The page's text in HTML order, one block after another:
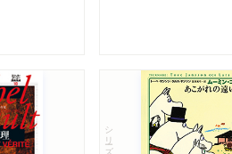
シリーズ・全集